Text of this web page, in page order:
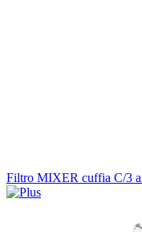
Filtro MIXER cuffia C/3